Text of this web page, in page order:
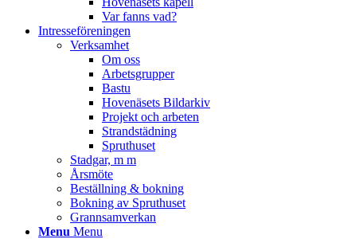
Var fanns vad?
Intresseföreningen
Verksamhet
Om oss
Arbetsgrupper
Bastu
Hovenäsets Bildarkiv
Projekt och arbeten
Strandstädning
Spruthuset
Stadgar, m m
Årsmöte
Beställning & bokning
Bokning av Spruthuset
Grannsamverkan
Menu Menu